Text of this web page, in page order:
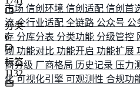
市场 信创环境 信创适配 信创首
流全行业适配 全链路 公众号 公
存 分库分表 分类功能 分级管控
砌 功能对比 功能开启 功能扩展
商分级 厂商格局 历史记录 压力
化可视化引擎 可观测性 合规功
分类
6
标签
1132